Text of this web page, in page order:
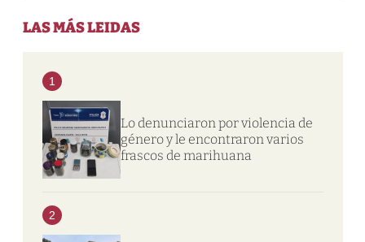
LAS MÁS LEIDAS
1
Lo denunciaron por violencia de
género y le encontraron varios
frascos de marihuana
2